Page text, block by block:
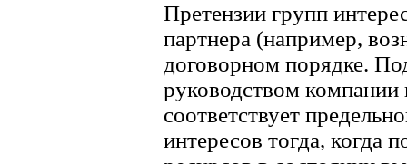
Претензии групп
партнера (например,
договорном порядке.
руководством компании
соответствует
интересов тогда, когда